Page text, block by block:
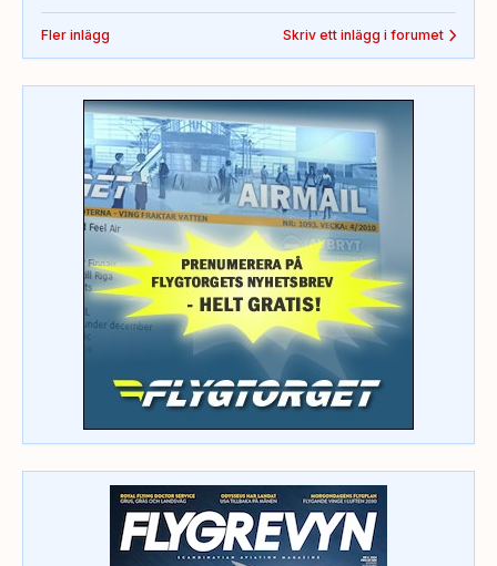
Fler inlägg Skriv ett inlägg i forumet